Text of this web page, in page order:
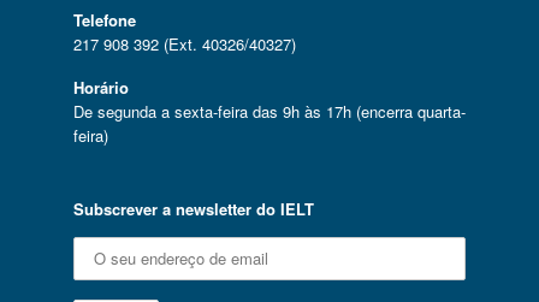
Telefone
217 908 392 (Ext. 40326/40327)
Horário
De segunda a sexta-feira das 9h às 17h (encerra quarta-
feira)
Subscrever a newsletter do IELT